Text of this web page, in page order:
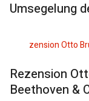
Umsegelung
Rezension
Beethoven &